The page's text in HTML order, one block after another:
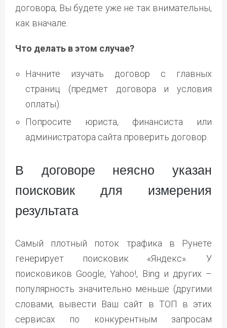
договора, Вы будете уже не так внимательны,
как вначале.
Что делать в этом случае?
Начните изучать договор с главных
страниц (предмет договора и условия
оплаты).
Попросите юриста, финансиста или
администратора сайта проверить договор.
В договоре неясно указан
поисковик для измерения
результата
Самый плотный поток трафика в Рунете
генерирует поисковик «Яндекс». У
поисковиков Google, Yahoo!, Bing и других –
популярность значительно меньше (другими
словами, вывести Ваш сайт в ТОП в этих
сервисах по конкурентным запросам